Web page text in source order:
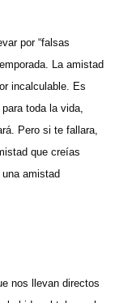
por “falsas
La amistad
incalculable. Es
toda la vida,
Pero si te fallara,
que creías
amistad
nos llevan directos